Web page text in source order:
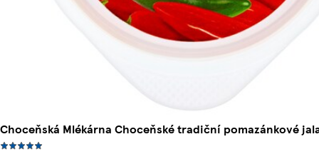
Choceňská Mlékárna Choceňské tradiční pomazánkové